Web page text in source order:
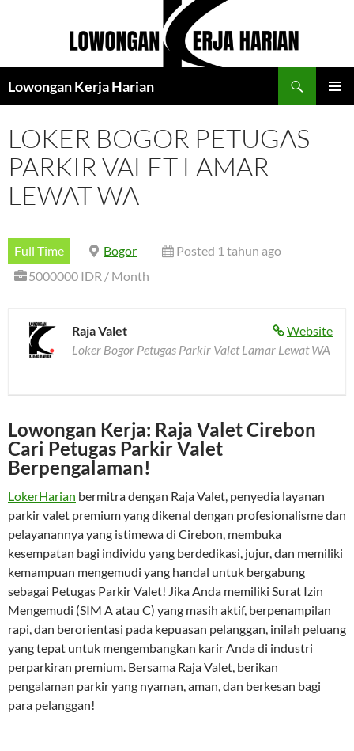
Lowongan Kerja Harian
LOKER BOGOR PETUGAS
PARKIR VALET LAMAR
LEWAT WA
Full Time Bogor
Posted 1 tahun ago
5000000 IDR / Month
Website
Raja Valet
Loker Bogor Petugas Parkir Valet Lamar Lewat WA
Lowongan Kerja: Raja Valet Cirebon
Cari Petugas Parkir Valet
Berpengalaman!
LokerHarian bermitra dengan Raja Valet, penyedia layanan
parkir valet premium yang dikenal dengan profesionalisme dan
pelayanannya yang istimewa di Cirebon, membuka
kesempatan bagi individu yang berdedikasi, jujur, dan memiliki
kemampuan mengemudi yang handal untuk bergabung
sebagai Petugas Parkir Valet! Jika Anda memiliki Surat Izin
Mengemudi (SIM A atau C) yang masih aktif, berpenampilan
rapi, dan berorientasi pada kepuasan pelanggan, inilah peluang
yang tepat untuk mengembangkan karir Anda di industri
perparkiran premium. Bersama Raja Valet, berikan
pengalaman parkir yang nyaman, aman, dan berkesan bagi
para pelanggan!